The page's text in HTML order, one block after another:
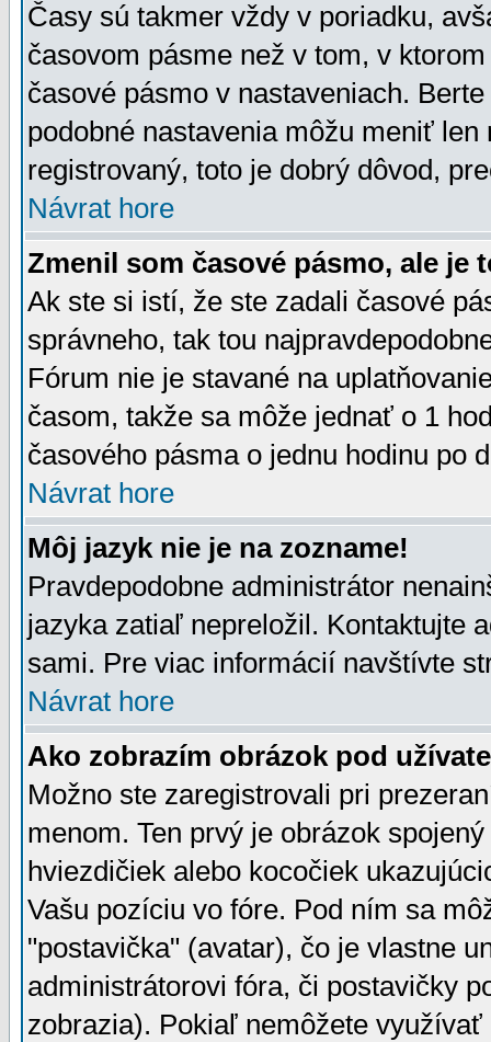
Časy sú takmer vždy v poriadku,
časovom pásme než v tom, v
časové pásmo v nastaveniach.
podobné nastavenia môžu meniť
registrovaný, toto je dobrý dôvod,
Návrat hore
Zmenil som časové pásmo, ale je
Ak ste si istí, že ste zadali časové
správneho, tak tou
Fórum nie je stavané na
časom, takže sa môže jednať o 1
časového pásma o jednu hodinu po
Návrat hore
Môj jazyk nie je na zozname!
Pravdepodobne administrátor
jazyka zatiaľ nepreložil. Kontaktujte
sami. Pre viac informácií navštívte
Návrat hore
Ako zobrazím obrázok pod
Možno ste zaregistrovali pri
menom. Ten prvý je obrázok
hviezdičiek alebo kocočiek
Vašu pozíciu vo fóre. Pod ním sa
"postavička" (avatar), čo je vlastne
administrátorovi fóra, či postavičky
zobrazia). Pokiaľ nemôžete